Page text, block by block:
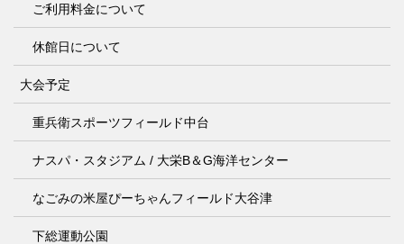
ご利用料金について
休館日について
大会予定
重兵衛スポーツフィールド中台
ナスパ・スタジアム / 大栄B＆G海洋センター
なごみの米屋ぴーちゃんフィールド大谷津
下総運動公園